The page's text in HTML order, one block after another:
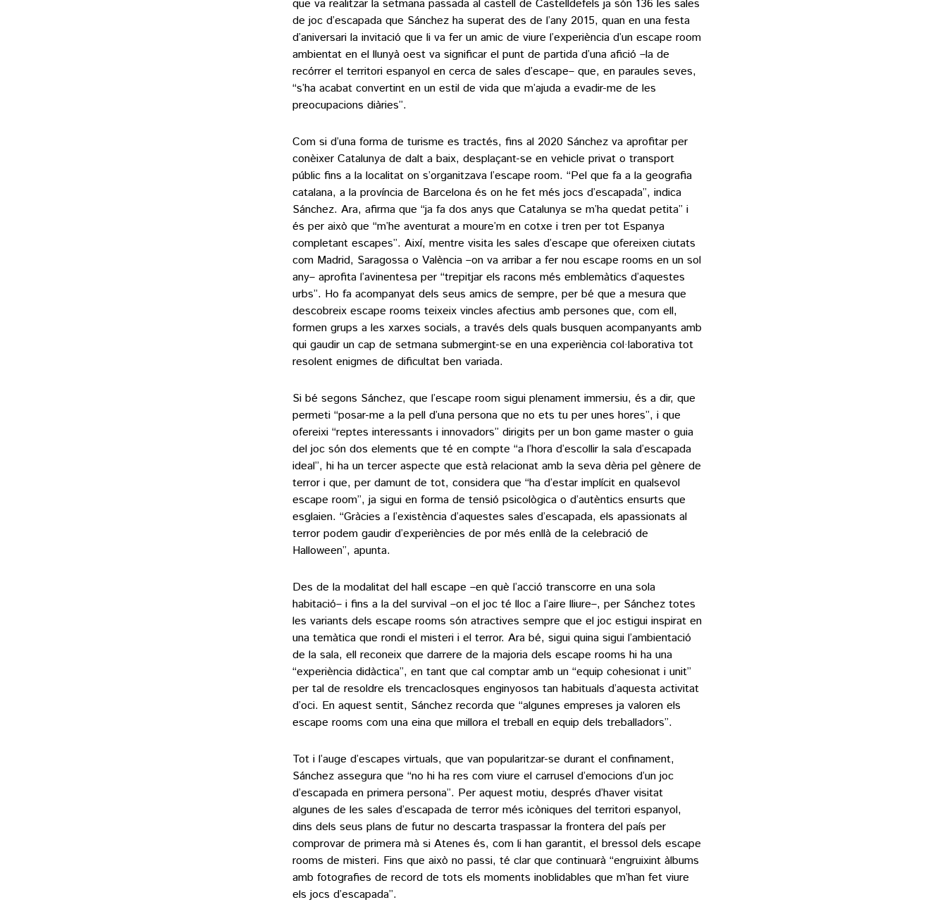
que va realitzar la setmana passada al castell de Castelldefels ja són 136 les sales
de joc d’escapada que Sánchez ha superat des de l’any 2015, quan en una festa
d’aniversari la invitació que li va fer un amic de viure l’experiència d’un escape room
ambientat en el llunyà oest va significar el punt de partida d’una afició –la de
recórrer el territori espanyol en cerca de sales d’escape– que, en paraules seves,
“s’ha acabat convertint en un estil de vida que m’ajuda a evadir-me de les
preocupacions diàries”.
Com si d’una forma de turisme es tractés, fins al 2020 Sánchez va aprofitar per
conèixer Catalunya de dalt a baix, desplaçant-se en vehicle privat o transport
públic fins a la localitat on s’organitzava l’escape room. “Pel que fa a la geografia
catalana, a la província de Barcelona és on he fet més jocs d’escapada”, indica
Sánchez. Ara, afirma que “ja fa dos anys que Catalunya se m’ha quedat petita” i
és per això que “m’he aventurat a moure’m en cotxe i tren per tot Espanya
completant escapes”. Així, mentre visita les sales d’escape que ofereixen ciutats
com Madrid, Saragossa o València –on va arribar a fer nou escape rooms en un sol
any– aprofita l’avinentesa per “trepitjar els racons més emblemàtics d’aquestes
urbs”. Ho fa acompanyat dels seus amics de sempre, per bé que a mesura que
descobreix escape rooms teixeix vincles afectius amb persones que, com ell,
formen grups a les xarxes socials, a través dels quals busquen acompanyants amb
qui gaudir un cap de setmana submergint-se en una experiència col·laborativa tot
resolent enigmes de dificultat ben variada.
Si bé segons Sánchez, que l’escape room sigui plenament immersiu, és a dir, que
permeti “posar-me a la pell d’una persona que no ets tu per unes hores”, i que
ofereixi “reptes interessants i innovadors” dirigits per un bon game master o guia
del joc són dos elements que té en compte “a l’hora d’escollir la sala d’escapada
ideal”, hi ha un tercer aspecte que està relacionat amb la seva dèria pel gènere de
terror i que, per damunt de tot, considera que “ha d’estar implícit en qualsevol
escape room”, ja sigui en forma de tensió psicològica o d’autèntics ensurts que
esglaien. “Gràcies a l’existència d’aquestes sales d’escapada, els apassionats al
terror podem gaudir d’experiències de por més enllà de la celebració de
Halloween”, apunta.
Des de la modalitat del hall escape –en què l’acció transcorre en una sola
habitació– i fins a la del survival –on el joc té lloc a l’aire lliure–, per Sánchez totes
les variants dels escape rooms són atractives sempre que el joc estigui inspirat en
una temàtica que rondi el misteri i el terror. Ara bé, sigui quina sigui l’ambientació
de la sala, ell reconeix que darrere de la majoria dels escape rooms hi ha una
“experiència didàctica”, en tant que cal comptar amb un “equip cohesionat i unit”
per tal de resoldre els trencaclosques enginyosos tan habituals d’aquesta activitat
d’oci. En aquest sentit, Sánchez recorda que “algunes empreses ja valoren els
escape rooms com una eina que millora el treball en equip dels treballadors”.
Tot i l’auge d’escapes virtuals, que van popularitzar-se durant el confinament,
Sánchez assegura que “no hi ha res com viure el carrusel d’emocions d’un joc
d’escapada en primera persona”. Per aquest motiu, després d’haver visitat
algunes de les sales d’escapada de terror més icòniques del territori espanyol,
dins dels seus plans de futur no descarta traspassar la frontera del país per
comprovar de primera mà si Atenes és, com li han garantit, el bressol dels escape
rooms de misteri. Fins que això no passi, té clar que continuarà “engruixint àlbums
amb fotografies de record de tots els moments inoblidables que m’han fet viure
els jocs d’escapada”.